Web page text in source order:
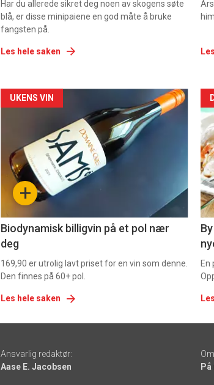
Har du allerede sikret deg noen av skogens søte
blå, er disse minipaiene en god måte å bruke
fangsten på.
Les hele saken
Forsiden
akkurat
nå
-
+
UKENS VIN
Biodynamisk billigvin på et pol nær
deg
169,90 er utrolig lavt priset for en vin som denne.
Den finnes på 60+ pol.
Les hele saken
-
5
En
-
Ansvarlig redaktør:
Aase E. Jacobsen